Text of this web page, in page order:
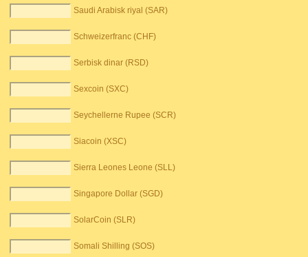
Saudi Arabisk riyal (SAR)
Schweizerfranc (CHF)
Serbisk dinar (RSD)
Sexcoin (SXC)
Seychellerne Rupee (SCR)
Siacoin (XSC)
Sierra Leones Leone (SLL)
Singapore Dollar (SGD)
SolarCoin (SLR)
Somali Shilling (SOS)